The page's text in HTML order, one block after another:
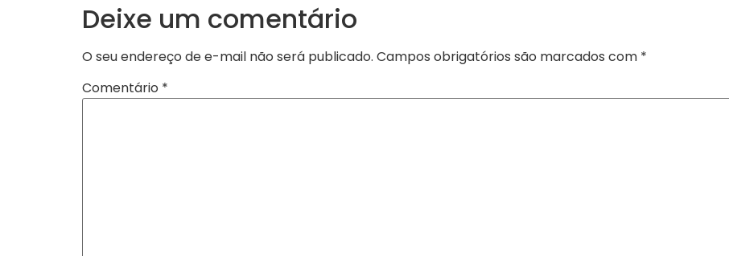
Deixe um comentário
O seu endereço de e-mail não será publicado. Campos obrigatórios são marcados com *
Comentário *